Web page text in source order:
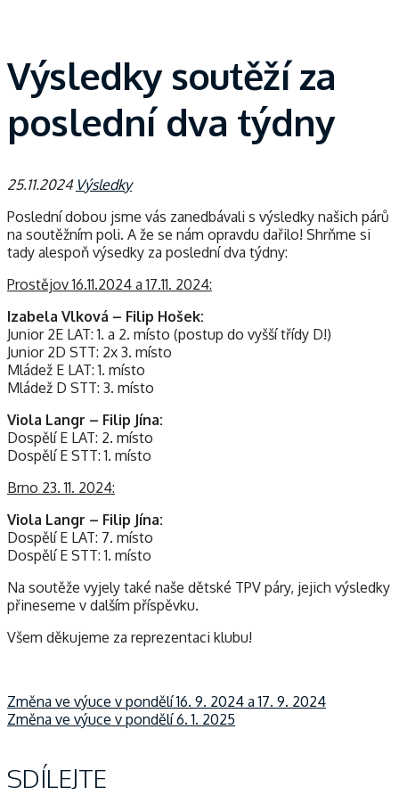
Výsledky soutěží za
poslední dva týdny
25.11.2024 Výsledky
Poslední dobou jsme vás zanedbávali s výsledky našich párů
na soutěžním poli. A že se nám opravdu dařilo! Shrňme si
tady alespoň výsedky za poslední dva týdny:
Prostějov 16.11.2024 a 17.11. 2024:
Izabela Vlková – Filip Hošek:
Junior 2E LAT: 1. a 2. místo (postup do vyšší třídy D!)
Junior 2D STT: 2x 3. místo
Mládež E LAT: 1. místo
Mládež D STT: 3. místo
Viola Langr – Filip Jína:
Dospělí E LAT: 2. místo
Dospělí E STT: 1. místo
Brno 23. 11. 2024:
Viola Langr – Filip Jína:
Dospělí E LAT: 7. místo
Dospělí E STT: 1. místo
Na soutěže vyjely také naše dětské TPV páry, jejich výsledky
přineseme v dalším příspěvku.
Všem děkujeme za reprezentaci klubu!
Navigace
pro
Změna ve výuce v pondělí 16. 9. 2024 a 17. 9. 2024
Změna ve výuce v pondělí 6. 1. 2025
SDÍLEJTE